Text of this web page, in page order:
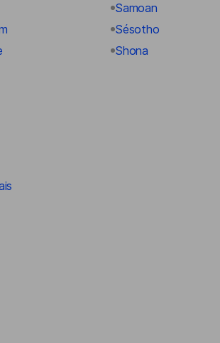
Samoan
Sésotho
Shona